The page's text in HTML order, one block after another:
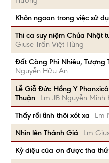
Khôn ngoan trong việc sử
Thi ca suy niệm Chúa Nhật
Giuse Trần Việt Hùng
Đất Càng Phì Nhiêu, Tượng
Nguyễn Hữu An
Lễ Giỗ Đức Hồng Y
Thuận
Lm JB Nguyễn Minh
Thấy rồi tình thôi xót xa
Lm
Nhìn lên Thánh Giá
Lm
Kỳ diệu của ơn được tha thứ